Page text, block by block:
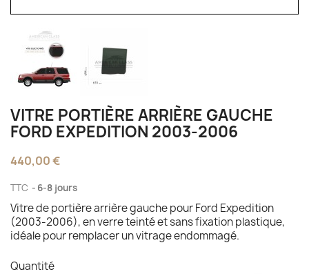
VITRE PORTIÈRE ARRIÈRE GAUCHE
FORD EXPEDITION 2003-2006
440,00 €
TTC 6-8 jours
Vitre de portière arrière gauche pour Ford Expedition
(2003‑2006), en verre teinté et sans fixation plastique,
idéale pour remplacer un vitrage endommagé.
Quantité